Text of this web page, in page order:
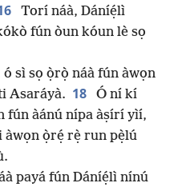
Torí náà, Dáníẹ́lì
fún òun kóun lè sọ
sì sọ ọ̀rọ̀ náà fún àwọn
Asaráyà. 18
Ó ní kí
fún àánú nípa àṣírí yìí,
àwọn ọ̀rẹ́ rẹ̀ run pẹ̀lú
payá fún Dáníẹ́lì nínú